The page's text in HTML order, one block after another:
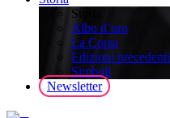
Storia
Albo d’oro
La Corsa
Edizioni precedenti
Simboli
Newsletter